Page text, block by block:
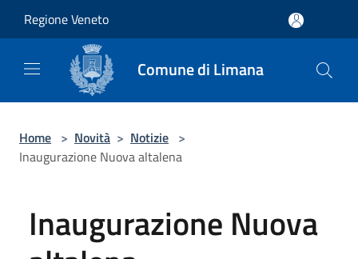
Regione Veneto
Comune di Limana
Home > Novità > Notizie >
Inaugurazione Nuova altalena
Inaugurazione Nuova